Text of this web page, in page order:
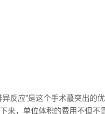
反应”是这个手术蕞突出的
来，单位体积的费用不但不